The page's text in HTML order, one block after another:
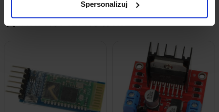
Spersonalizuj
INNI KUPILI RÓWNIEŻ